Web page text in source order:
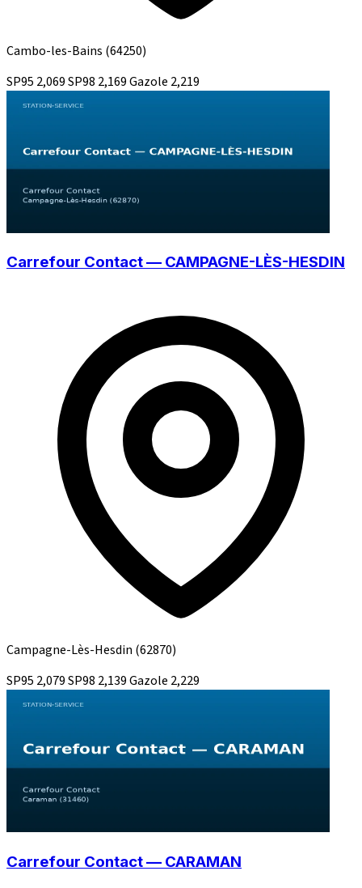
Cambo-les-Bains (64250)
SP95 2,069SP98 2,169Gazole 2,219
Carrefour Contact — CAMPAGNE-LÈS-HESDIN
Campagne-Lès-Hesdin (62870)
SP95 2,079SP98 2,139Gazole 2,229
Carrefour Contact — CARAMAN